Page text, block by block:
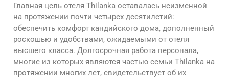
Главная цель отеля Thilanka оставалась неизменной
на протяжении почти четырех десятилетий:
обеспечить комфорт кандийского дома, дополненный
роскошью и удобствами, ожидаемыми от отеля
высшего класса. Долгосрочная работа персонала,
многие из которых являются частью семьи Thilanka на
протяжении многих лет, свидетельствует об их